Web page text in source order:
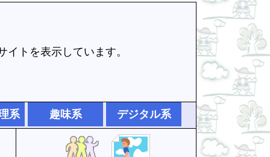
イトを表示しています。
系 趣味系 デジタル系